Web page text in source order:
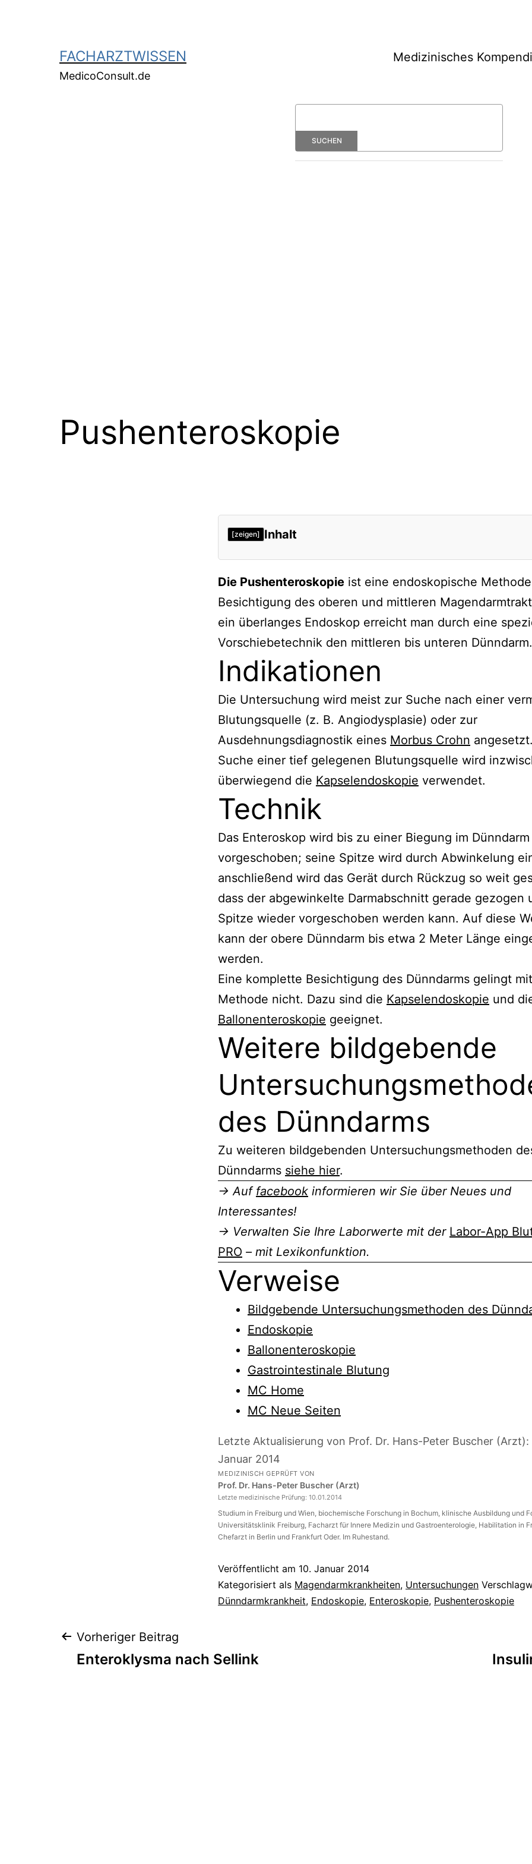
FACHARZTWISSEN
MedicoConsult.de
Medizinisches
Pushenteroskopie
[zeigen] Inhalt
Indikationen
Technik
Weitere bildgebende Untersuchungsmethoden des
Dünndarms
Verweise
Die Pushenteroskopie ist eine endoskopische
Besichtigung des oberen und mittleren
ein überlanges Endoskop erreicht man durch eine
Vorschiebetechnik den mittleren bis unteren Dünndarm.
Indikationen
Die Untersuchung wird meist zur Suche nach einer
Blutungsquelle (z. B. Angiodysplasie) oder zur
Ausdehnungsdiagnostik eines Morbus Crohn
Suche einer tief gelegenen Blutungsquelle wird
überwiegend die Kapselendoskopie verwendet.
Technik
Das Enteroskop wird bis zu einer Biegung im Dünndarm
vorgeschoben; seine Spitze wird durch Abwinkelung
anschließend wird das Gerät durch Rückzug so weit
dass der abgewinkelte Darmabschnitt gerade gezogen
Spitze wieder vorgeschoben werden kann. Auf diese
kann der obere Dünndarm bis etwa 2 Meter Länge
werden.
Eine komplette Besichtigung des Dünndarms gelingt
Methode nicht. Dazu sind die Kapselendoskopie und
Ballonenteroskopie geeignet.
Weitere bildgebende
des Dünndarms
Zu weiteren bildgebenden Untersuchungsmethoden
Dünndarms siehe hier.
→ Auf facebook informieren wir Sie über Neues und
Interessantes!
→ Verwalten Sie Ihre Laborwerte mit der Labor-App
PRO – mit Lexikonfunktion.
Verweise
Bildgebende Untersuchungsmethoden des
Endoskopie
Ballonenteroskopie
Gastrointestinale Blutung
MC Home
MC Neue Seiten
Letzte Aktualisierung von Prof. Dr. Hans-Peter Buscher (Arzt):
Januar 2014
MEDIZINISCH GEPRÜFT VON
Prof. Dr. Hans-Peter Buscher (Arzt)
Letzte medizinische Prüfung: 10.01.2014
Studium in Freiburg und Wien, biochemische Forschung in Bochum, klinische Ausbildung und
Universitätsklinik Freiburg, Facharzt für Innere Medizin und Gastroenterologie, Habilitation in
Chefarzt in Berlin und Frankfurt Oder. Im Ruhestand.
Veröffentlicht am 10. Januar 2014
Kategorisiert als Magendarmkrankheiten, Untersuchungen
Dünndarmkrankheit, Endoskopie, Enteroskopie, Pushenteroskopie
Beitragsnavigation
Vorheriger Beitrag
Enteroklysma nach Sellink